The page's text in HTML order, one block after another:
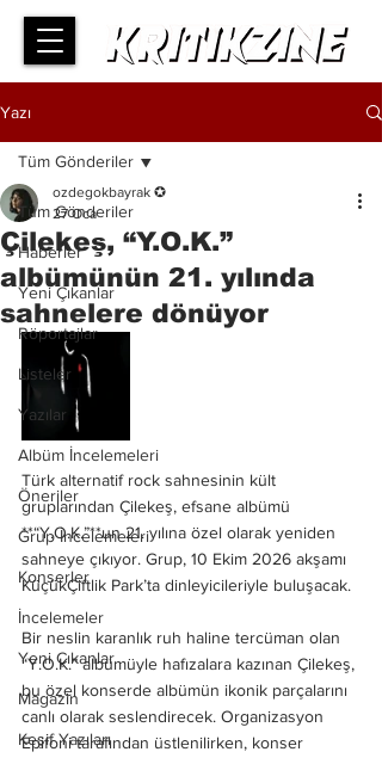
Yazı
Tüm Gönderiler
Haberler
Yeni Çıkanlar
Röportajlar
Listeler
Yazılar
Albüm İncelemeleri
Öneriler
Grup İncelemeleri
Konserler
İncelemeler
Yeni Çıkanlar
Magazin
Keşif Yazıları
Tüm Gönderiler
Çilekeş, “Y.O.K.”
albümünün 21. yılında
sahnelere dönüyor
ozdegokbayrak ✪
27 Oca
Türk alternatif rock sahnesinin kült
gruplarından Çilekeş, efsane albümü
**“Y.O.K.”**un 21. yılına özel olarak yeniden
sahneye çıkıyor. Grup, 10 Ekim 2026 akşamı
KüçükÇiftlik Park’ta dinleyicileriyle buluşacak.
Bir neslin karanlık ruh haline tercüman olan
“Y.O.K.” albümüyle hafızalara kazınan Çilekeş,
bu özel konserde albümün ikonik parçalarını
canlı olarak seslendirecek. Organizasyon
Epifoni tarafından üstlenilirken, konser